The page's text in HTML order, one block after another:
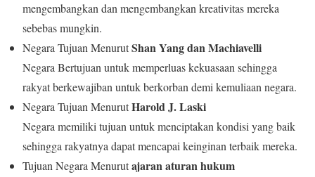
mengembangkan dan mengembangkan kreativitas mereka
sebebas mungkin.
Negara Tujuan MenurutShan Yang dan Machiavelli
Negara Bertujuan untuk memperluas kekuasaan sehingga
rakyat berkewajiban untuk berkorban demi kemuliaan negara.
Negara Tujuan MenurutHarold J. Laski
Negara memiliki tujuan untuk menciptakan kondisi yang baik
sehingga rakyatnya dapat mencapai keinginan terbaik mereka.
Tujuan Negara Menurutajaran aturan hukum